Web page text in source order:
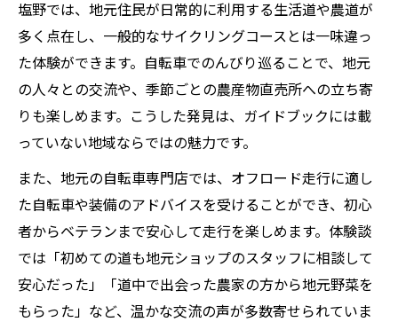
塩野では、地元住民が日常的に利用する生活道や農道が
多く点在し、一般的なサイクリングコースとは一味違っ
た体験ができます。自転車でのんびり巡ることで、地元
の人々との交流や、季節ごとの農産物直売所への立ち寄
りも楽しめます。こうした発見は、ガイドブックには載
っていない地域ならではの魅力です。
また、地元の自転車専門店では、オフロード走行に適し
た自転車や装備のアドバイスを受けることができ、初心
者からベテランまで安心して走行を楽しめます。体験談
では「初めての道も地元ショップのスタッフに相談して
安心だった」「道中で出会った農家の方から地元野菜を
もらった」など、温かな交流の声が多数寄せられていま